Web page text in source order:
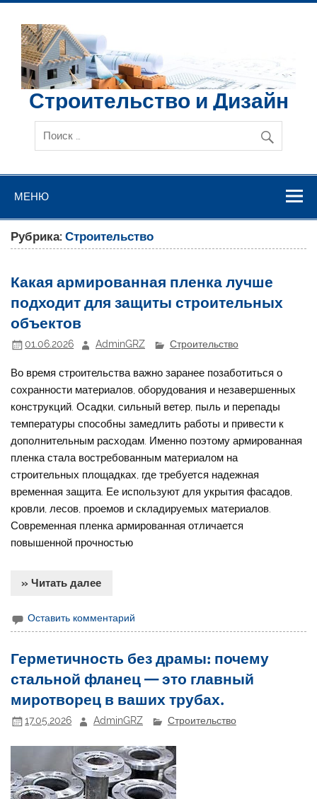
Перейти
содержимому
Строительство и Дизайн
МЕНЮ
Рубрика:Строительство
Какая армированная пленка лучше
подходит для защиты строительных
объектов
01.06.2026 AdminGRZ Строительство
Во время строительства важно заранее позаботиться о
сохранности материалов, оборудования и незавершенных
конструкций. Осадки, сильный ветер, пыль и перепады
температуры способны замедлить работы и привести к
дополнительным расходам. Именно поэтому армированная
пленка стала востребованным материалом на
строительных площадках, где требуется надежная
временная защита. Ее используют для укрытия фасадов,
кровли, лесов, проемов и складируемых материалов.
Современная пленка армированная отличается
повышенной прочностью
» Читать далее
Оставить комментарий
Герметичность без драмы: почему
стальной фланец — это главный
миротворец в ваших трубах.
17.05.2026 AdminGRZ Строительство